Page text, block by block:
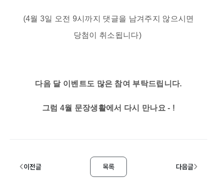
(4월 3일 오전 9시까지 댓글을 남겨주지 않으시면
당첨이 취소됩니다)
다음 달 이벤트도 많은 참여 부탁드립니다.
그럼 4월 문장생활에서 다시 만나요 - !
이전글 목록 다음글